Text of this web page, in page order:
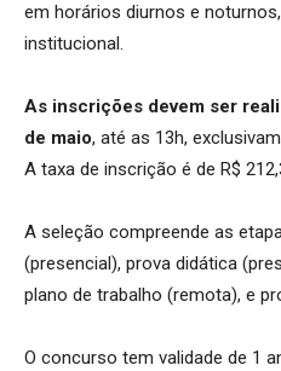
em horários diurnos e
institucional.
As inscrições devem ser
de maio, até as 13h,
A taxa de inscrição é de R$
A seleção compreende as
(presencial), prova didática
plano de trabalho (remota), e
O concurso tem validade de 1